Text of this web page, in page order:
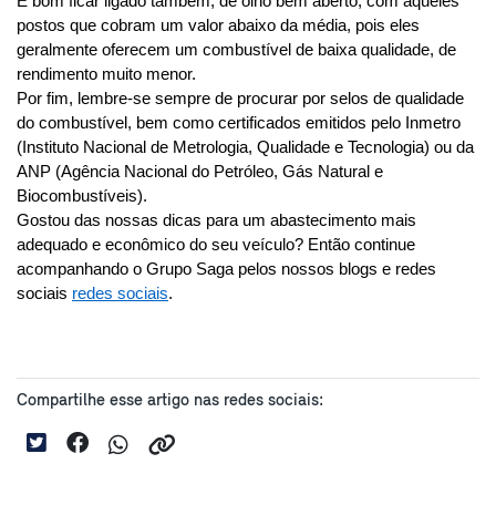
postos que cobram um valor abaixo da média, pois eles
geralmente oferecem um combustível de baixa qualidade, de
rendimento muito menor.
Por fim, lembre-se sempre de procurar por selos de qualidade
do combustível, bem como certificados emitidos pelo Inmetro
(Instituto Nacional de Metrologia, Qualidade e Tecnologia) ou da
ANP (Agência Nacional do Petróleo, Gás Natural e
Biocombustíveis).
Gostou das nossas dicas para um abastecimento mais
adequado e econômico do seu veículo? Então continue
acompanhando o Grupo Saga pelos nossos blogs e redes
sociais redes sociais.
Compartilhe esse artigo nas redes sociais: